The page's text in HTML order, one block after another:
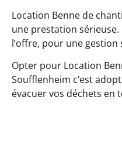
Location Benne de
une prestation
l’offre, pour une gestion
Opter pour Location
Soufflenheim c’est
évacuer vos déchets en